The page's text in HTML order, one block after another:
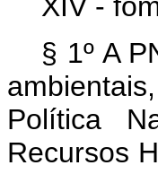
§ 1º A
Política
Recursos